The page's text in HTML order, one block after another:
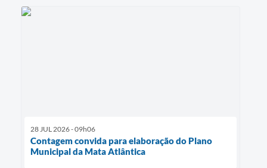
28 JUL 2026 - 09h06
Contagem convida para elaboração do Plano
Municipal da Mata Atlântica